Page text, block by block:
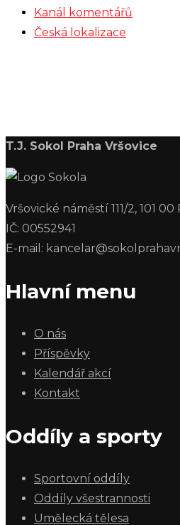
Kanál komentářů
Česká lokalizace
T.J. Sokol Praha Vršovice
Vršovické náměstí 111/2, 101 00
IČ: 00552941
E-mail:
Hlavní menu
O nás
Příspěvky
Kalendář akcí
Kontakt
Oddíly a sporty
Sportovní oddíly
Oddíly všestrannosti
Umělecká tělesa